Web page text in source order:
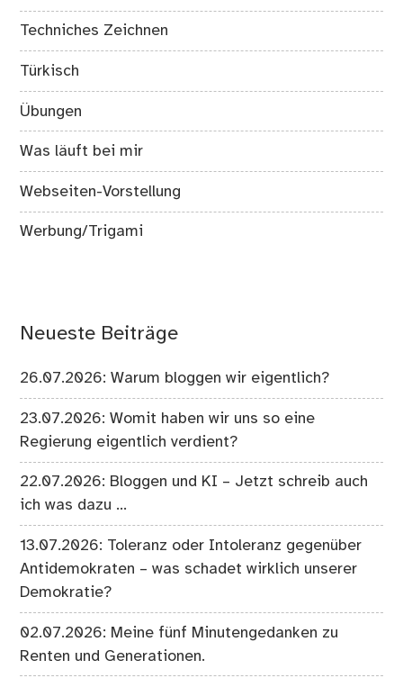
Techniches Zeichnen
Türkisch
Übungen
Was läuft bei mir
Webseiten-Vorstellung
Werbung/Trigami
Neueste Beiträge
26.07.2026: Warum bloggen wir eigentlich?
23.07.2026: Womit haben wir uns so eine
Regierung eigentlich verdient?
22.07.2026: Bloggen und KI – Jetzt schreib auch
ich was dazu …
13.07.2026: Toleranz oder Intoleranz gegenüber
Antidemokraten – was schadet wirklich unserer
Demokratie?
02.07.2026: Meine fünf Minutengedanken zu
Renten und Generationen.